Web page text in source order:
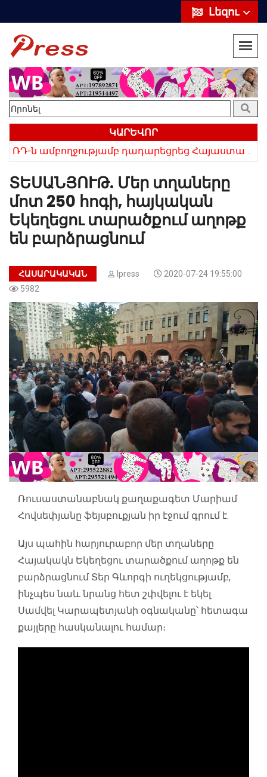
Լեզու
ԿԱՐԵՎՈՐ
ՏԵՍԱՆՅՈՒԹ. Մեր տղաները
մոտ 250 հոգի, հայկական
Եկեղեցու տարածքում աղոթք
են բարձրացնում
ՀԱՍԱՐԱԿԱԿԱՆ Ipress
2020-07-24 19:55:00
5982
Ռուսաստանաբնակ քաղաքագետ Մարիամ
Հովսեփյանը ֆեյսբուքյան իր էջում գրում է.
Այս պահին հարյուրաբոր մեր տղաները
Հայակակն Եկեղեցու տարածքում աղոթք են
բարձրացնում Տեր Գևորգի ուղեկցությամբ,
ինչպես նաև նրանց հետ շփվելու է եկել
Սամվել Կարապետյանի օգնականը՝ հետագա
քայլերը հասկանալու համար։